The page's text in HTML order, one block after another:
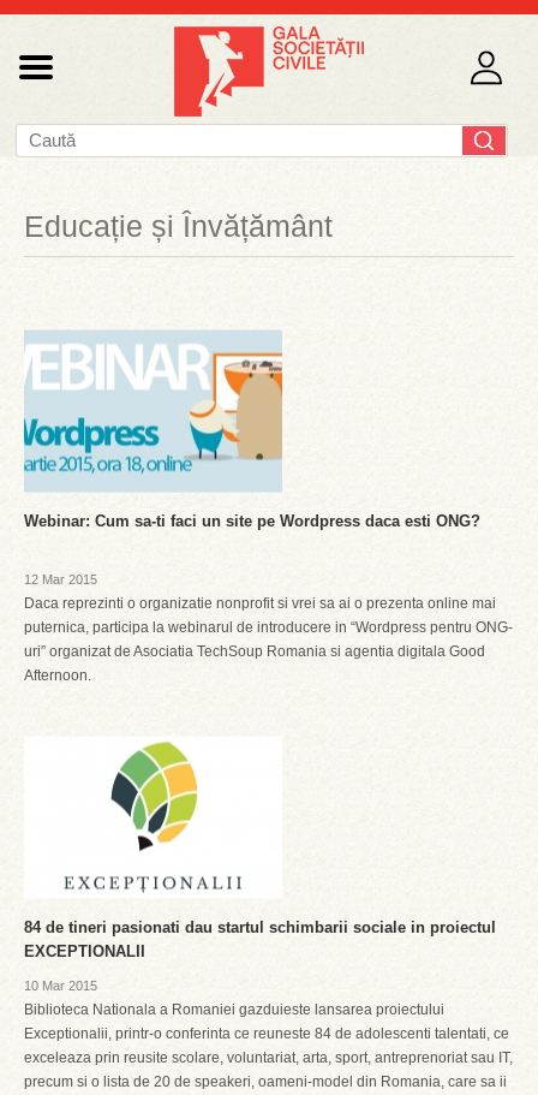
Educație și Învățământ
Webinar: Cum sa-ti faci un site pe Wordpress daca esti ONG?
12 Mar 2015
Daca reprezinti o organizatie nonprofit si vrei sa ai o prezenta online mai
puternica, participa la webinarul de introducere in “Wordpress pentru ONG-
uri” organizat de Asociatia TechSoup Romania si agentia digitala Good
Afternoon.
84 de tineri pasionati dau startul schimbarii sociale in proiectul
EXCEPTIONALII
10 Mar 2015
Biblioteca Nationala a Romaniei gazduieste lansarea proiectului
Exceptionalii, printr-o conferinta ce reuneste 84 de adolescenti talentati, ce
exceleaza prin reusite scolare, voluntariat, arta, sport, antreprenoriat sau IT,
precum si o lista de 20 de speakeri, oameni-model din Romania, care sa ii